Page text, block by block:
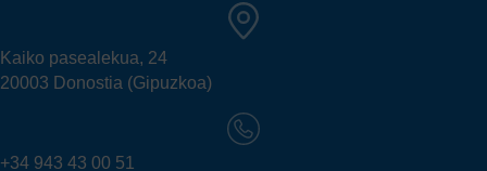
Kaiko pasealekua, 24
20003 Donostia (Gipuzkoa)
+34 943 43 00 51